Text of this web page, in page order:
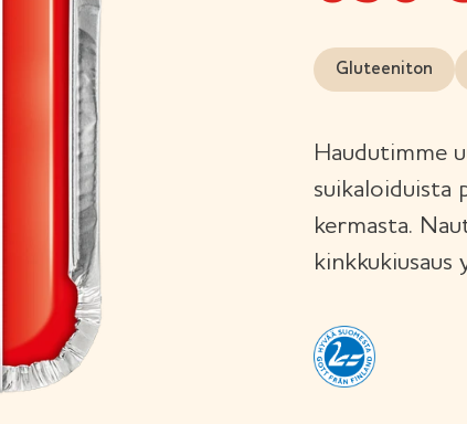
Gluteeniton
Haudutimme
suikaloiduista
kermasta.
kinkkukiusaus